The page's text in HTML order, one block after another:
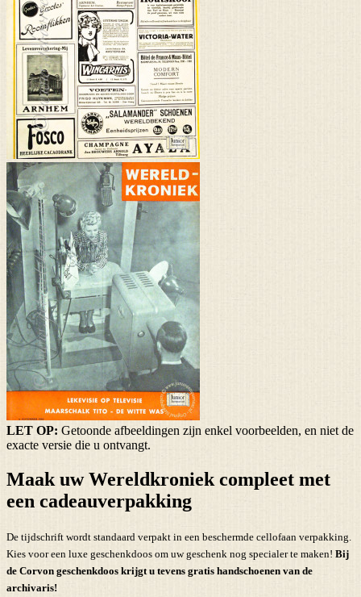
LET OP: Getoonde afbeeldingen zijn enkel voorbeelden, en niet de
exacte versie die u ontvangt.
Maak uw Wereldkroniek compleet met
een cadeauverpakking
De tijdschrift wordt standaard verpakt in een beschermde cellofaan verpakking.
Kies voor een luxe geschenkdoos om uw geschenk nog specialer te maken! Bij
de Corvon geschenkdoos krijgt u tevens gratis handschoenen van de
archivaris!